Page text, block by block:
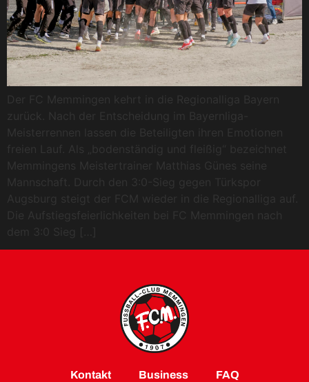
Der FC Memmingen kehrt in die Regionalliga Bayern
zurück. Nach der Entscheidung im Bayernliga-
Meisterrennen lassen die Beteiligten ihren Emotionen
freien Lauf. Als „bodenständig und fleißig“ bezeichnet
Memmingens Meistertrainer Matthias Günes seine
Mannschaft. Durch den 3:0-Sieg gegen Türkspor
Augsburg steigt der FCM wieder in die Regionalliga auf.
Die Aufstiegsfeierlichkeiten bei FC Memmingen nach
dem 3:0 Sieg […]
Kontakt Business FAQ